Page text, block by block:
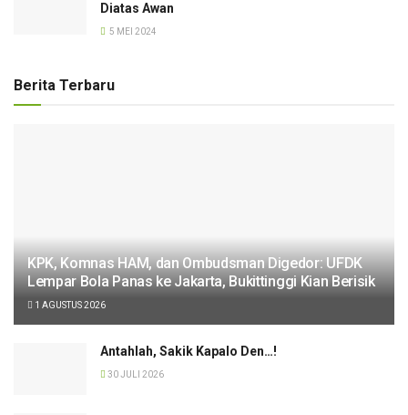
Diatas Awan
5 MEI 2024
Berita Terbaru
KPK, Komnas HAM, dan Ombudsman Digedor: UFDK
Lempar Bola Panas ke Jakarta, Bukittinggi Kian Berisik
1 AGUSTUS 2026
Antahlah, Sakik Kapalo Den…!
30 JULI 2026